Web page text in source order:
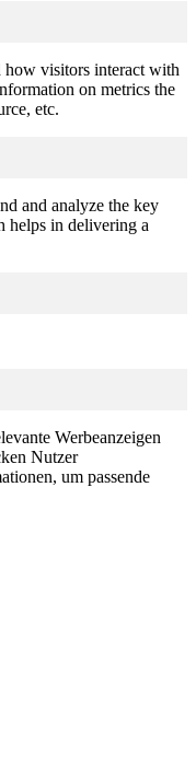
how visitors interact with
on metrics the
etc.
and analyze the key
helps in delivering a
Werbeanzeigen
Nutzer
um passende